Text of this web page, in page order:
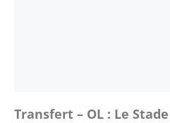
Transfert – OL : Le